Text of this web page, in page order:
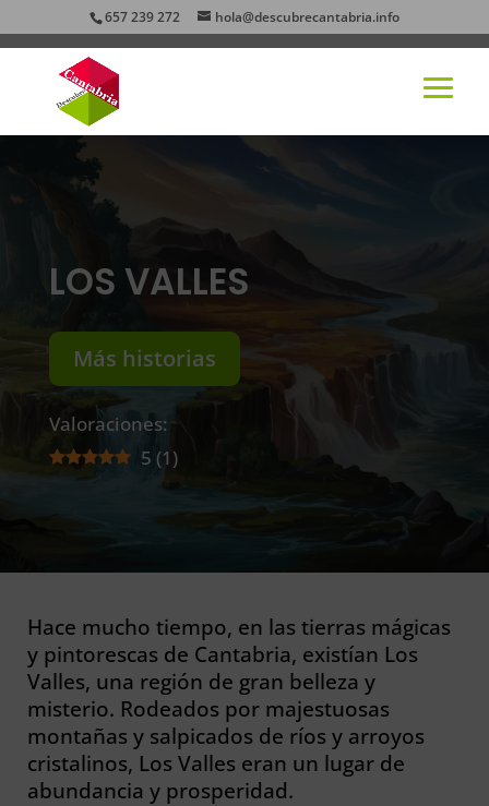
657 239 272 hola@descubrecantabria.info
LOS VALLES
Más historias
Valoraciones:
5 (1 )
Hace mucho tiempo, en las tierras mágicas
y pintorescas de Cantabria, existían Los
Valles, una región de gran belleza y
misterio. Rodeados por majestuosas
montañas y salpicados de ríos y arroyos
cristalinos, Los Valles eran un lugar de
abundancia y prosperidad.